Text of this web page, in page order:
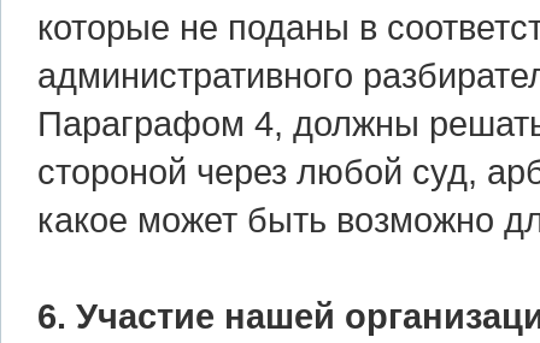
которые не поданы в
административного
Параграфом 4, должны
стороной через любой суд,
какое может быть возможно
6. Участие нашей